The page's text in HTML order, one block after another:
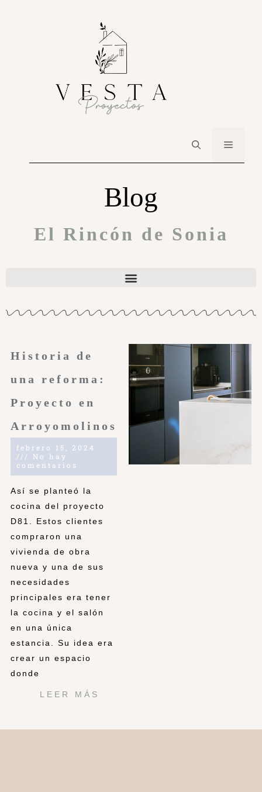
Blog
El Rincón de Sonia
Historia de
una reforma:
Proyecto en
Arroyomolinos
febrero 15, 2024
No hay
comentarios
Así se planteó la
cocina del proyecto
D81. Estos clientes
compraron una
vivienda de obra
nueva y una de sus
necesidades
principales era tener
la cocina y el salón
en una única
estancia. Su idea era
crear un espacio
donde
LEER MÁS